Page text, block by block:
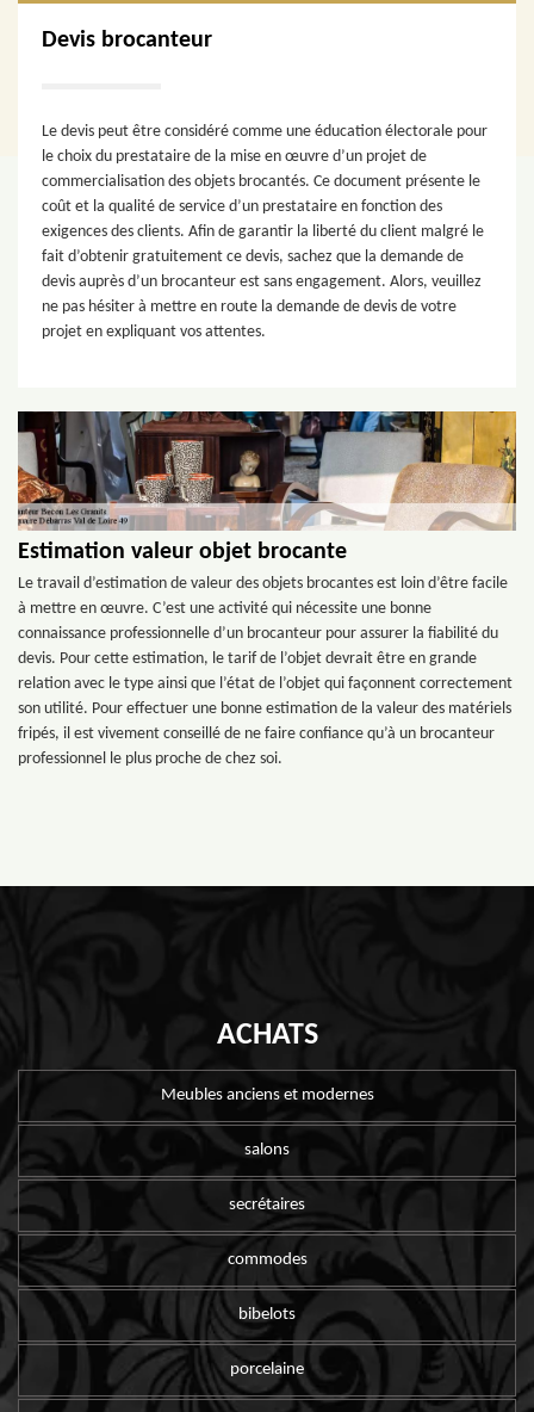
Devis brocanteur
Le devis peut être considéré comme une éducation électorale pour
le choix du prestataire de la mise en œuvre d’un projet de
commercialisation des objets brocantés. Ce document présente le
coût et la qualité de service d’un prestataire en fonction des
exigences des clients. Afin de garantir la liberté du client malgré le
fait d’obtenir gratuitement ce devis, sachez que la demande de
devis auprès d’un brocanteur est sans engagement. Alors, veuillez
ne pas hésiter à mettre en route la demande de devis de votre
projet en expliquant vos attentes.
Estimation valeur objet brocante
Le travail d’estimation de valeur des objets brocantes est loin d’être facile
à mettre en œuvre. C’est une activité qui nécessite une bonne
connaissance professionnelle d’un brocanteur pour assurer la fiabilité du
devis. Pour cette estimation, le tarif de l’objet devrait être en grande
relation avec le type ainsi que l’état de l’objet qui façonnent correctement
son utilité. Pour effectuer une bonne estimation de la valeur des matériels
fripés, il est vivement conseillé de ne faire confiance qu’à un brocanteur
professionnel le plus proche de chez soi.
ACHATS
Meubles anciens et modernes
salons
secrétaires
commodes
bibelots
porcelaine